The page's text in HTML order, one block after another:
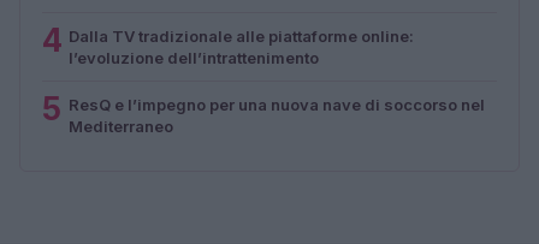
4 Dalla TV tradizionale alle piattaforme online:
l’evoluzione dell’intrattenimento
5 ResQ e l’impegno per una nuova nave di soccorso nel
Mediterraneo